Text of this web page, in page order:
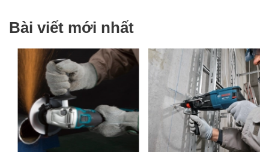
Bài viết mới nhất